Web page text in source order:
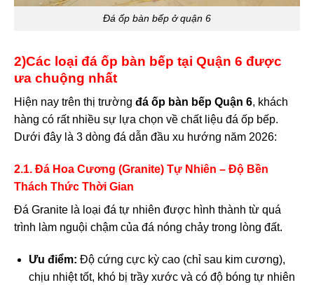
Đá ốp bàn bếp ở quận 6
2)Các loại đá ốp bàn bếp tại Quận 6 được
ưa chuộng nhất
Hiện nay trên thị trường đá ốp bàn bếp Quận 6, khách
hàng có rất nhiều sự lựa chọn về chất liệu đá ốp bếp.
Dưới đây là 3 dòng đá dẫn đầu xu hướng năm 2026:
2.1. Đá Hoa Cương (Granite) Tự Nhiên – Độ Bền
Thách Thức Thời Gian
Đá Granite là loại đá tự nhiên được hình thành từ quá
trình làm nguội chậm của đá nóng chảy trong lòng đất.
Ưu điểm: Độ cứng cực kỳ cao (chỉ sau kim cương),
chịu nhiệt tốt, khó bị trầy xước và có độ bóng tự nhiên